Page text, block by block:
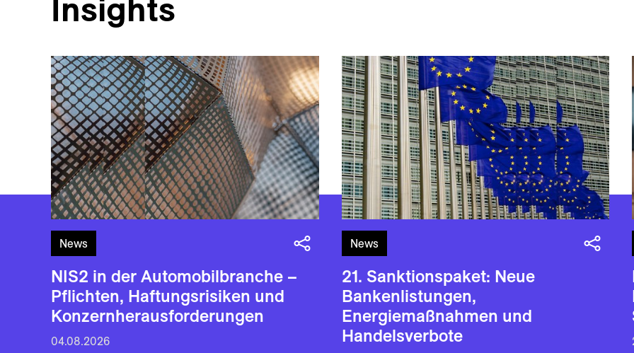
Insights
News
NIS2 in der Automobilbranche –
Pflichten, Haftungsrisiken und
Konzernherausforderungen
04.08.2026
News
21. Sanktionspaket: Neue
Bankenlistungen,
Energiemaßnahmen und
Handelsverbote